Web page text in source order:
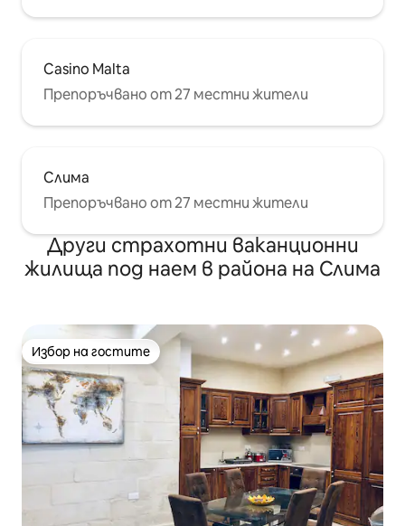
Casino Malta
Препоръчвано от 27 местни жители
Слима
Препоръчвано от 27 местни жители
Други страхотни ваканционни
жилища под наем в района на Слима
Избор на гостите
Избор на гостите